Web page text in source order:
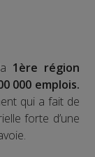
1ère région
000 emplois.
qui a fait de
forte d’une